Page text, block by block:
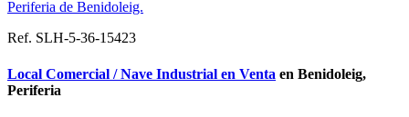
Ref. SLH-5-36-15423
Local Comercial / Nave Industrial en Venta en Benidoleig,
Periferia